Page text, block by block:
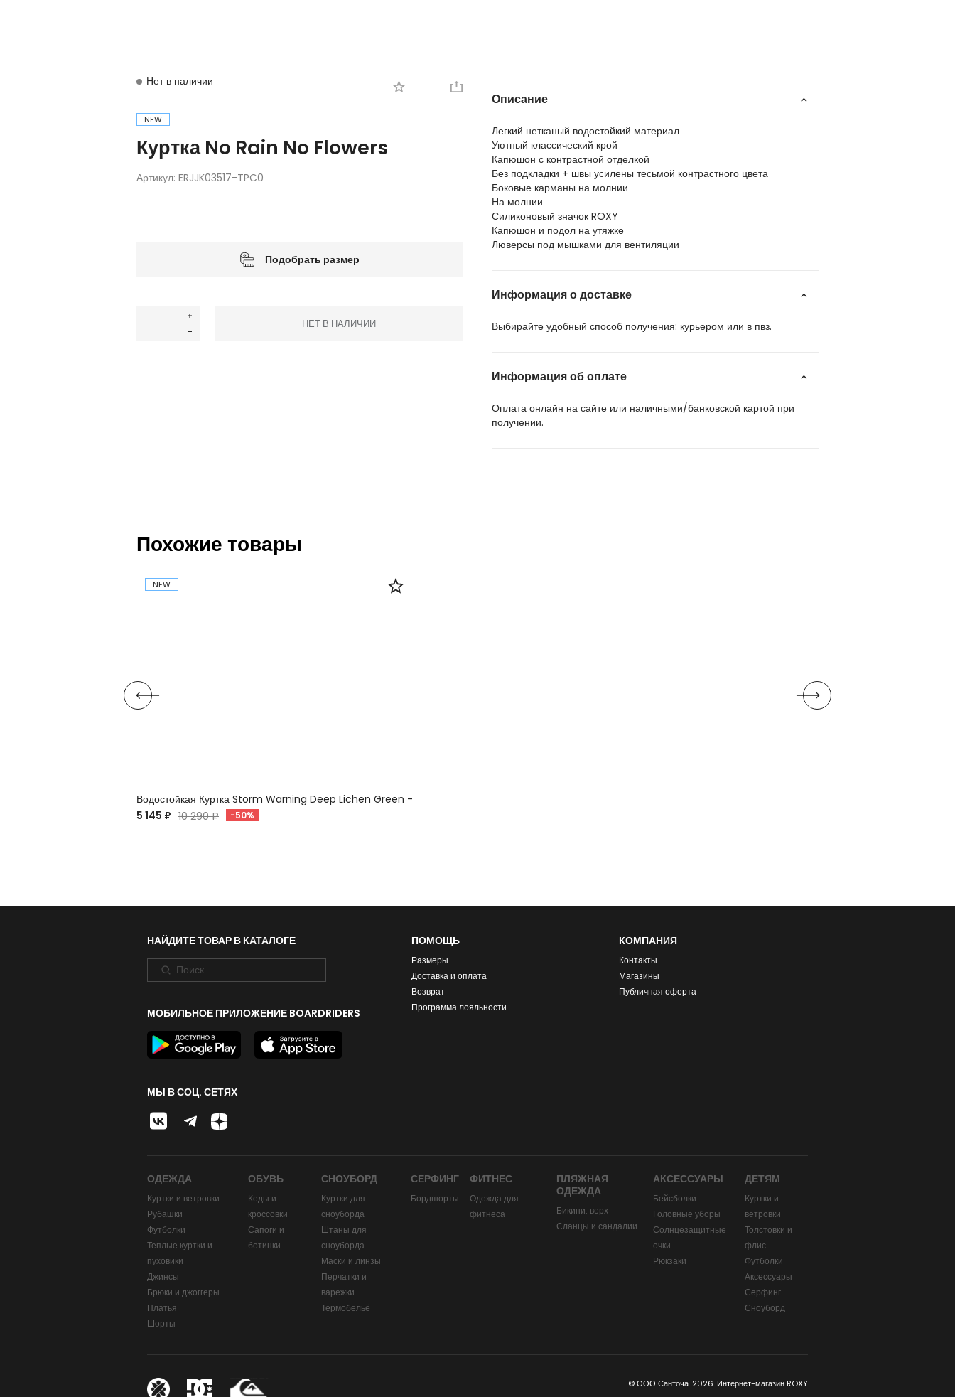
Нет в наличии
NEW
Куртка No Rain No Flowers
Артикул: ERJJK03517-TPC0
Подобрать размер
НЕТ В НАЛИЧИИ
Описание
Легкий нетканый водостойкий материал
Уютный классический крой
Капюшон с контрастной отделкой
Без подкладки + швы усилены тесьмой контрастного цвета
Боковые карманы на молнии
На молнии
Силиконовый значок ROXY
Капюшон и подол на утяжке
Люверсы под мышками для вентиляции
Информация о доставке
Выбирайте удобный способ получения: курьером или в пвз.
Информация об оплате
Оплата онлайн на сайте или наличными/банковской картой при
получении.
Похожие товары
NEW
Водостойкая Куртка Storm Warning Deep Lichen Green -
5 145 ₽ 10 290 ₽ -50%
НАЙДИТЕ ТОВАР В КАТАЛОГЕ
МОБИЛЬНОЕ ПРИЛОЖЕНИЕ BOARDRIDERS
МЫ В СОЦ. СЕТЯХ
ПОМОЩЬ
Размеры
Доставка и оплата
Возврат
Программа лояльности
КОМПАНИЯ
Контакты
Магазины
Публичная оферта
ОДЕЖДА
Куртки и ветровки
Рубашки
Футболки
Теплые куртки и
пуховики
Джинсы
Брюки и джоггеры
Платья
Шорты
ОБУВЬ
Кеды и
кроссовки
Сапоги и
ботинки
СНОУБОРД
Куртки для
сноуборда
Штаны для
сноуборда
Маски и линзы
Перчатки и
варежки
Термобельё
СЕРФИНГ
Бордшорты
ФИТНЕС
Одежда для
фитнеса
ПЛЯЖНАЯ
ОДЕЖДА
Бикини: верх
Сланцы и сандалии
АКСЕССУАРЫ
Бейсболки
Головные уборы
Солнцезащитные
очки
Рюкзаки
ДЕТЯМ
Куртки и
ветровки
Толстовки и
флис
Футболки
Аксессуары
Серфинг
Сноуборд
© ООО Санточа. 2026. Интернет-магазин ROXY